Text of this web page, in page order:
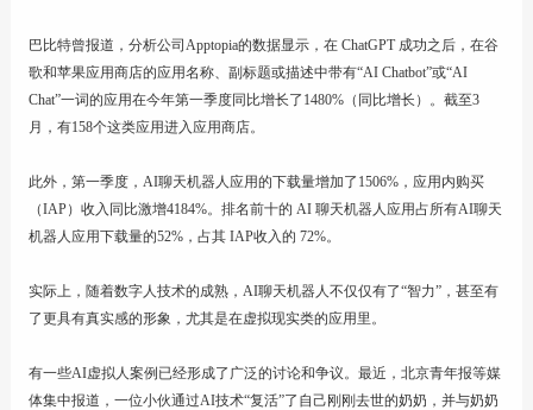
巴比特曾报道，分析公司Apptopia的数据显示，在 ChatGPT 成功之后，在谷
歌和苹果应用商店的应用名称、副标题或描述中带有“AI Chatbot”或“AI
Chat”一词的应用在今年第一季度同比增长了1480%（同比增长）。截至3
月，有158个这类应用进入应用商店。
此外，第一季度，AI聊天机器人应用的下载量增加了1506%，应用内购买
（IAP）收入同比激增4184%。排名前十的 AI 聊天机器人应用占所有AI聊天
机器人应用下载量的52%，占其 IAP收入的 72%。
实际上，随着数字人技术的成熟，AI聊天机器人不仅仅有了“智力”，甚至有
了更具有真实感的形象，尤其是在虚拟现实类的应用里。
有一些AI虚拟人案例已经形成了广泛的讨论和争议。最近，北京青年报等媒
体集中报道，一位小伙通过AI技术“复活”了自己刚刚去世的奶奶，并与奶奶